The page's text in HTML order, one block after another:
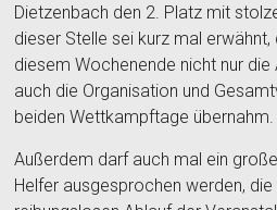
Dietzenbach den 2. Platz mit
dieser Stelle sei kurz mal erwähnt,
diesem Wochenende nicht nur
auch die Organisation und
beiden Wettkampftage übernahm.
Außerdem darf auch mal ein
Helfer ausgesprochen werden,